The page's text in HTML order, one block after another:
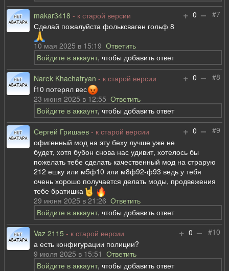
#7
+ 0 –
makar3418 - к старой версии
Сделай пожалуйста фольксваген гольф 8
10 мая 2025 в 15:19Ответить
Войдите в аккаунт, чтобы добавить ответ
#8
+ 0 –
Narek Khachatryan - к старой версии
f10 потерял вес
23 июня 2025 в 12:55Ответить
Войдите в аккаунт, чтобы добавить ответ
#9
+ 0 –
Сергей Гришаев - к старой версии
офигенный мод на эту беху лучше уже не
будет, хотя бубон снова нас удивит, хотелось бы
пожелать тебе сделать качественный мод на страрую
212 ешку или м5ф10 или м8ф92-ф93 ведь у тебя
очень хорошо получается делать моды, продвежения
тебе братишка
29 июня 2025 в 21:26Ответить
Войдите в аккаунт, чтобы добавить ответ
#10
+ 0 –
Vaz 2115 - к старой версии
а есть конфигурации полиции?
9 июля 2025 в 15:51Ответить
Войдите в аккаунт, чтобы добавить ответ